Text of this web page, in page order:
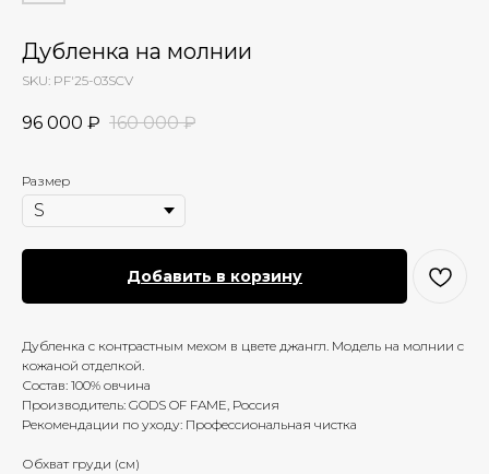
Дубленка на молнии
SKU: PF'25-03SCV
96 000 ₽ 160 000 ₽
Размер
Добавить в корзину
Дубленка с контрастным мехом в цвете джангл. Модель на молнии с
кожаной отделкой.
Состав: 100% овчина
Производитель: GODS OF FAME, Россия
Рекомендации по уходу: Профессиональная чистка
Обхват груди (см)